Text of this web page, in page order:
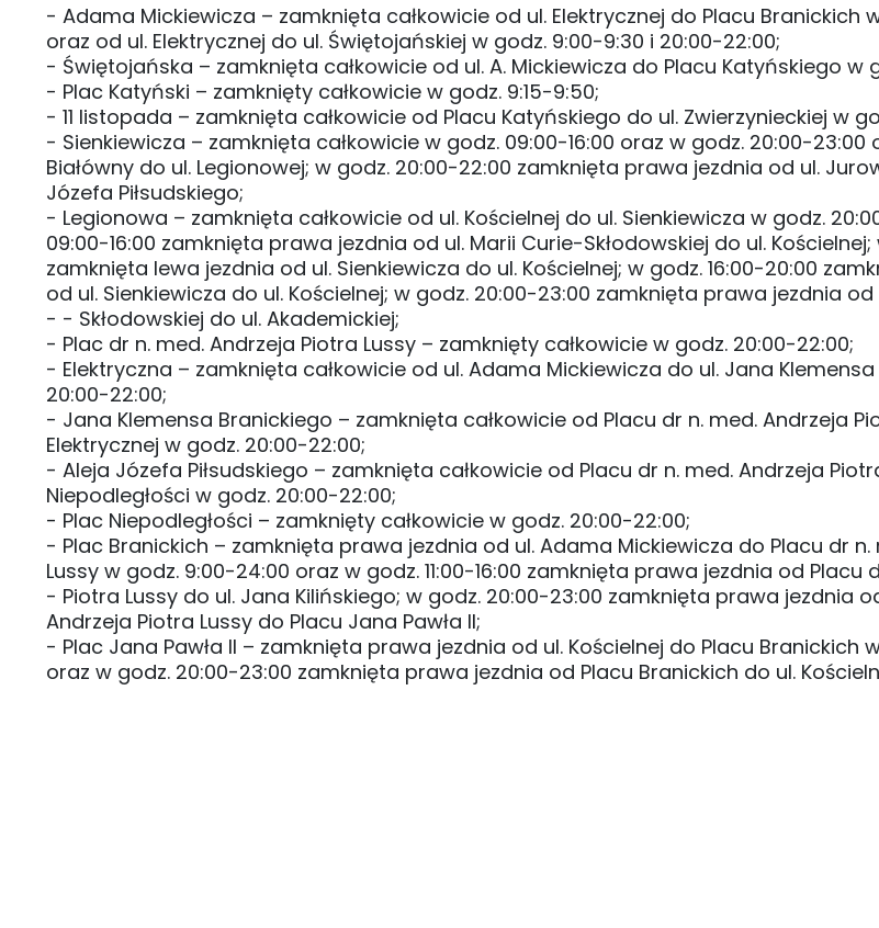
- Adama Mickiewicza – zamknięta całkowicie od ul. Elektrycznej do Placu Branickich
oraz od ul. Elektrycznej do ul. Świętojańskiej w godz. 9:00-9:30 i 20:00-22:00;
- Świętojańska – zamknięta całkowicie od ul. A. Mickiewicza do Placu Katyńskiego w
- Plac Katyński – zamknięty całkowicie w godz. 9:15-9:50;
- 11 listopada – zamknięta całkowicie od Placu Katyńskiego do ul. Zwierzynieckiej w
- Sienkiewicza – zamknięta całkowicie w godz. 09:00-16:00 oraz w godz. 20:00-23:00
Białówny do ul. Legionowej; w godz. 20:00-22:00 zamknięta prawa jezdnia od ul.
Józefa Piłsudskiego;
- Legionowa – zamknięta całkowicie od ul. Kościelnej do ul. Sienkiewicza w godz.
09:00-16:00 zamknięta prawa jezdnia od ul. Marii Curie-Skłodowskiej do ul. Kościelnej;
zamknięta lewa jezdnia od ul. Sienkiewicza do ul. Kościelnej; w godz. 16:00-20:00
od ul. Sienkiewicza do ul. Kościelnej; w godz. 20:00-23:00 zamknięta prawa jezdnia
- - Skłodowskiej do ul. Akademickiej;
- Plac dr n. med. Andrzeja Piotra Lussy – zamknięty całkowicie w godz. 20:00-22:00;
- Elektryczna – zamknięta całkowicie od ul. Adama Mickiewicza do ul. Jana
20:00-22:00;
- Jana Klemensa Branickiego – zamknięta całkowicie od Placu dr n. med. Andrzeja
Elektrycznej w godz. 20:00-22:00;
- Aleja Józefa Piłsudskiego – zamknięta całkowicie od Placu dr n. med. Andrzeja
Niepodległości w godz. 20:00-22:00;
- Plac Niepodległości – zamknięty całkowicie w godz. 20:00-22:00;
- Plac Branickich – zamknięta prawa jezdnia od ul. Adama Mickiewicza do Placu dr n.
Lussy w godz. 9:00-24:00 oraz w godz. 11:00-16:00 zamknięta prawa jezdnia od Placu
- Piotra Lussy do ul. Jana Kilińskiego; w godz. 20:00-23:00 zamknięta prawa jezdnia
Andrzeja Piotra Lussy do Placu Jana Pawła II;
- Plac Jana Pawła II – zamknięta prawa jezdnia od ul. Kościelnej do Placu Branickich
oraz w godz. 20:00-23:00 zamknięta prawa jezdnia od Placu Branickich do ul.